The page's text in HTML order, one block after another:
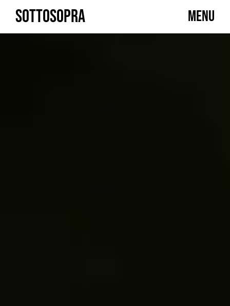
Skip
content
SOTTOSOPRA MENU